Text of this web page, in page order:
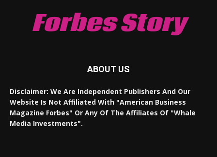
Forbes Story
ABOUT US
Disclaimer: We Are Independent Publishers And Our
Website Is Not Affiliated With "American Business
Magazine Forbes" Or Any Of The Affiliates Of "Whale
Media Investments".